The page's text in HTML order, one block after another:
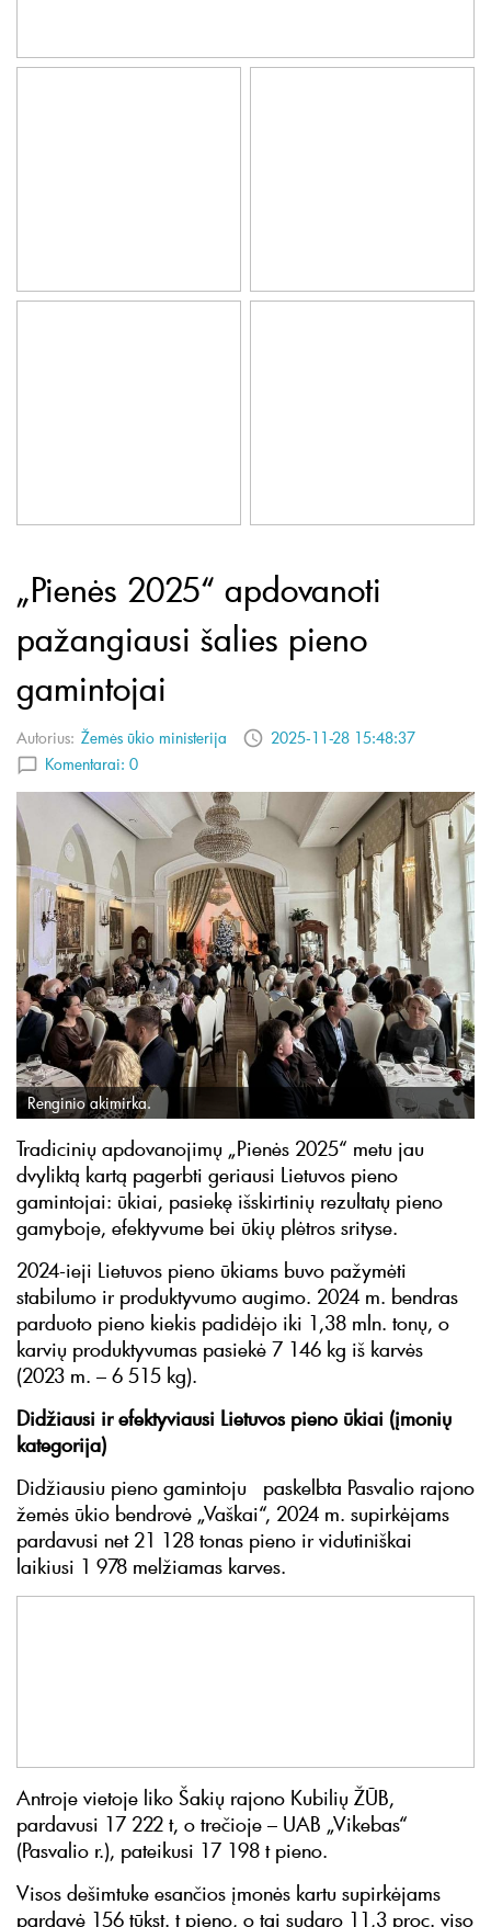
„Pienės 2025“ apdovanoti
pažangiausi šalies pieno
gamintojai
Autorius: Žemės ūkio ministerija
2025-11-28 15:48:37
Komentarai: 0
Renginio akimirka.
Tradicinių apdovanojimų „Pienės 2025“ metu jau
dvyliktą kartą pagerbti geriausi Lietuvos pieno
gamintojai: ūkiai, pasiekę išskirtinių rezultatų pieno
gamyboje, efektyvume bei ūkių plėtros srityse.
2024-ieji Lietuvos pieno ūkiams buvo pažymėti
stabilumo ir produktyvumo augimo. 2024 m. bendras
parduoto pieno kiekis padidėjo iki 1,38 mln. tonų, o
karvių produktyvumas pasiekė 7 146 kg iš karvės
(2023 m. – 6 515 kg).
Didžiausi ir efektyviausi Lietuvos pieno ūkiai (įmonių
kategorija)
Didžiausiu pieno gamintoju paskelbta Pasvalio rajono
žemės ūkio bendrovė „Vaškai“, 2024 m. supirkėjams
pardavusi net 21 128 tonas pieno ir vidutiniškai
laikiusi 1 978 melžiamas karves.
Antroje vietoje liko Šakių rajono Kubilių ŽŪB,
pardavusi 17 222 t, o trečioje – UAB „Vikebas“
(Pasvalio r.), pateikusi 17 198 t pieno.
Visos dešimtuke esančios įmonės kartu supirkėjams
pardavė 156 tūkst. t pieno, o tai sudaro 11,3 proc. viso